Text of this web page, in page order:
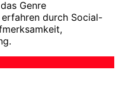
Genre
durch Social-